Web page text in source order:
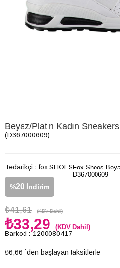
Beyaz/Platin Kadın
(D367000609)
Tedarikçi : fox SHOES
%20 İndirim
₺41,61 (KDV Dahil)
₺33,29 (KDV Dahil)
Barkod : 1200080417
₺6,66 `den başlayan taksitlerle
Fox Shoes
D367000609